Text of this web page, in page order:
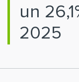
un
2025